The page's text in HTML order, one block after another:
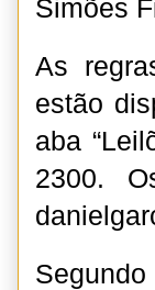
Simões
As
estão
aba
2300.